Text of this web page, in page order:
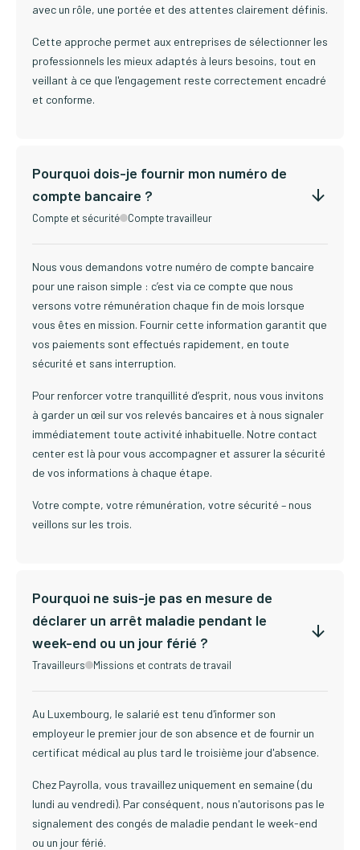
avec un rôle, une portée et des attentes clairement définis.
Cette approche permet aux entreprises de sélectionner les
professionnels les mieux adaptés à leurs besoins, tout en
veillant à ce que l'engagement reste correctement encadré
et conforme.
Pourquoi dois-je fournir mon numéro de
compte bancaire ?
Compte et sécurité Compte travailleur
Nous vous demandons votre numéro de compte bancaire
pour une raison simple : c’est via ce compte que nous
versons votre rémunération chaque fin de mois lorsque
vous êtes en mission. Fournir cette information garantit que
vos paiements sont effectués rapidement, en toute
sécurité et sans interruption.
Pour renforcer votre tranquillité d’esprit, nous vous invitons
à garder un œil sur vos relevés bancaires et à nous signaler
immédiatement toute activité inhabituelle. Notre contact
center est là pour vous accompagner et assurer la sécurité
de vos informations à chaque étape.
Votre compte, votre rémunération, votre sécurité – nous
veillons sur les trois.
Pourquoi ne suis-je pas en mesure de
déclarer un arrêt maladie pendant le
week-end ou un jour férié ?
Travailleurs Missions et contrats de travail
Au Luxembourg, le salarié est tenu d'informer son
employeur le premier jour de son absence et de fournir un
certificat médical au plus tard le troisième jour d'absence.
Chez Payrolla, vous travaillez uniquement en semaine (du
lundi au vendredi). Par conséquent, nous n'autorisons pas le
signalement des congés de maladie pendant le week-end
ou un jour férié.